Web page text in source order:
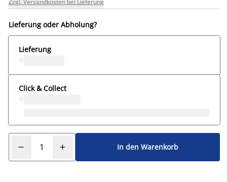
Lieferung oder Abholung?
Lieferung
Click & Collect
In den Warenkorb